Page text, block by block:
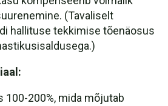
(Tavaliselt
hallituse tekkimise tõenäosus
100-200%, mida mõjutab